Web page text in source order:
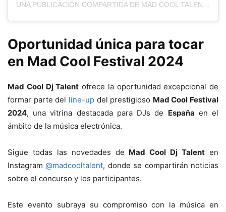
UNA PUBLICACIÓN COMPARTIDA DE MAD COOL TALENT BY VIBRA MAHOU (@MADCOOLTALENT)
Oportunidad única para tocar
en Mad Cool Festival 2024
Mad Cool Dj Talent ofrece la oportunidad excepcional de
formar parte del line-updel prestigioso Mad Cool Festival
2024, una vitrina destacada para DJs de España en el
ámbito de la música electrónica.
Sigue todas las novedades de Mad Cool Dj Talent en
Instagram@madcooltalent, donde se compartirán noticias
sobre el concurso y los participantes.
Este evento subraya su compromiso con la música en